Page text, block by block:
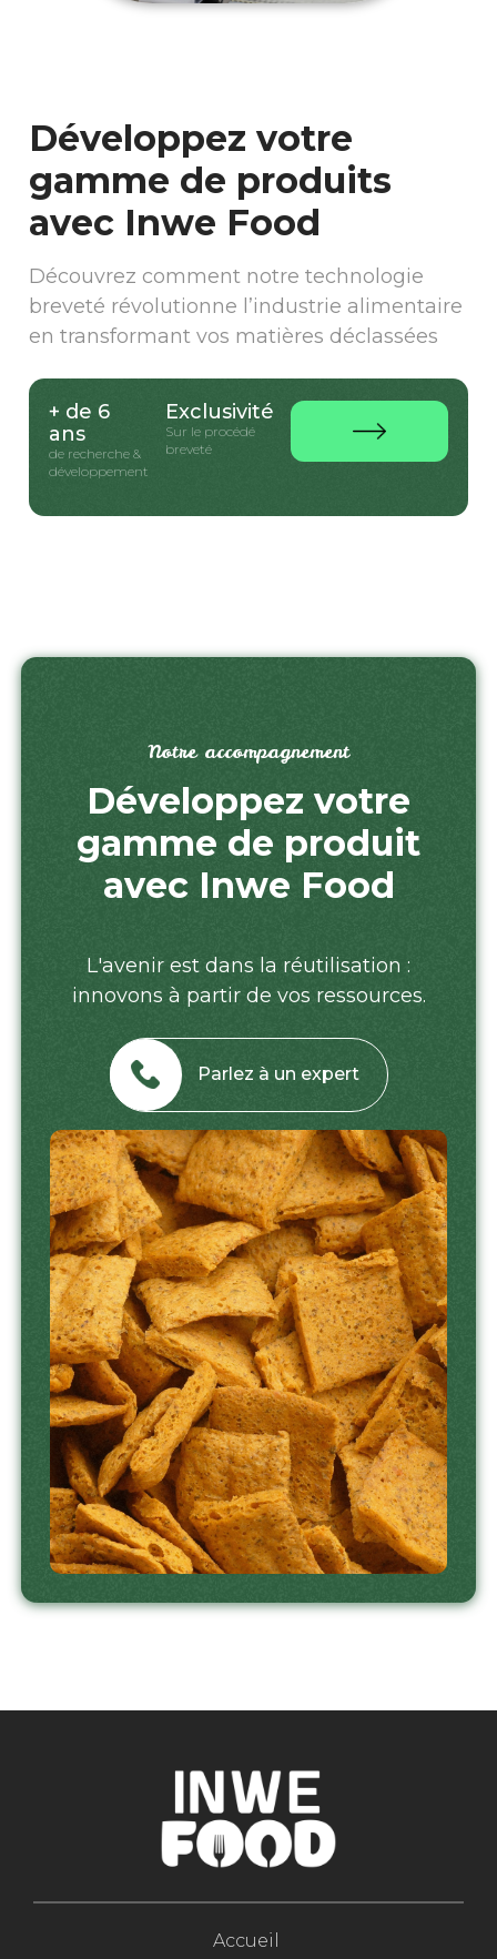
Développez votre
gamme de produits
avec Inwe Food
Découvrez comment notre technologie
breveté révolutionne l’industrie alimentaire
en transformant vos matières déclassées
+ de 6
ans
de recherche &
développement
Exclusivité
Sur le procédé
breveté
Notre accompagnement
Développez votre
gamme de produit
avec Inwe Food
L'avenir est dans la réutilisation :
innovons à partir de vos ressources.
Parlez à un expert
Accueil